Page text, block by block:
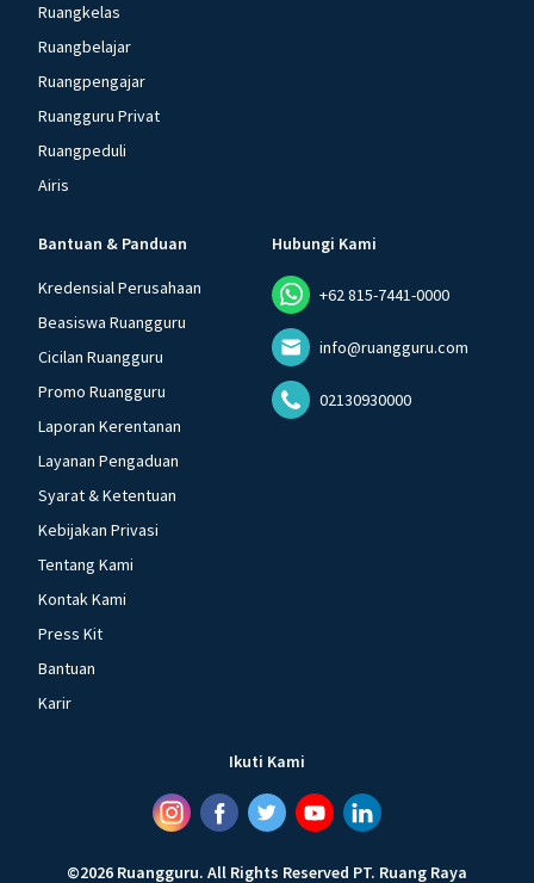
Ruangkelas
Ruangbelajar
Ruangpengajar
Ruangguru Privat
Ruangpeduli
Airis
Bantuan & Panduan
Kredensial Perusahaan
Beasiswa Ruangguru
Cicilan Ruangguru
Promo Ruangguru
Laporan Kerentanan
Layanan Pengaduan
Syarat & Ketentuan
Kebijakan Privasi
Tentang Kami
Kontak Kami
Press Kit
Bantuan
Karir
Hubungi Kami
+62 815-7441-0000
info@ruangguru.com
02130930000
Ikuti Kami
©2026 Ruangguru. All Rights Reserved PT. Ruang Raya